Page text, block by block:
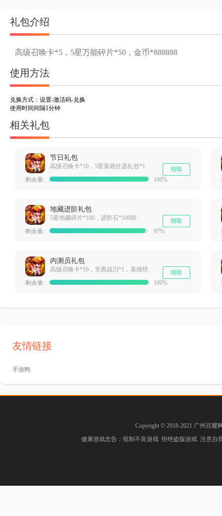
礼包介绍
高级召唤卡*5，5星万能碎片*50，金币*888888
使用方法
兑换方式：设置-激活码-兑换
使用时间间隔1分钟
相关礼包
节日礼包
高级召唤卡*10，5星英雄任选礼包*1
剩余量:
100%
领取
地藏进阶礼包
5星地藏碎片*100，进阶石*10000
剩余量:
97%
领取
内测员礼包
高级召唤卡*10，无畏战刃*1，英雄经验*99999
剩余量:
100%
领取
友情链接
手游鸭
Copyright © 2018-2021 广州百耀
健康游戏忠告：抵制不良游戏 拒绝盗版游戏 注意